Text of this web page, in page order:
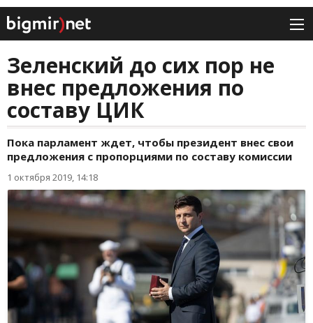
Зеленский до сих пор не
внес предложения по
составу ЦИК
Пока парламент ждет, чтобы президент внес свои
предложения с пропорциями по составу комиссии
1 октября 2019, 14:18